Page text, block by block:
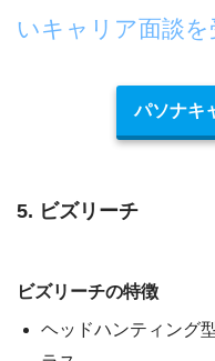
いキャリア面談
パソナキ
5. ビズリーチ
ビズリーチの特徴
ヘッドハンティング